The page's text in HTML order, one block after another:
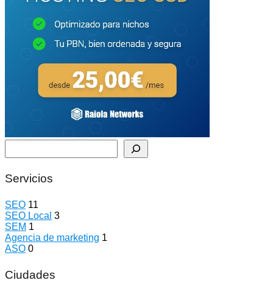
Servicios
SEO 11
SEO Local 3
SEM 1
Agencia de marketing 1
ASO 0
Ciudades